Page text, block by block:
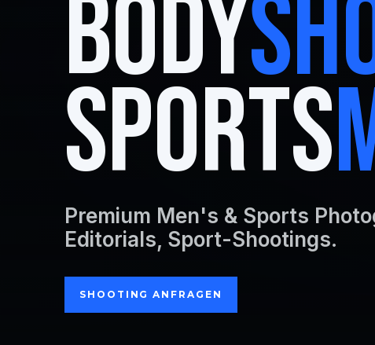
BODY
SPORTS
Premium Men's & Sports
Editorials, Sport-Shootings.
SHOOTING ANFRAGEN